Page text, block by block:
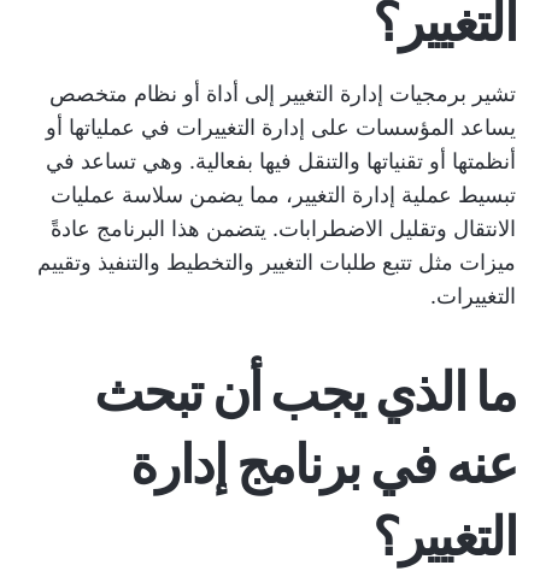
التغيير؟
تشير برمجيات إدارة التغيير إلى أداة أو نظام متخصص
يساعد المؤسسات على إدارة التغييرات في عملياتها أو
أنظمتها أو تقنياتها والتنقل فيها بفعالية. وهي تساعد في
تبسيط عملية إدارة التغيير، مما يضمن سلاسة عمليات
الانتقال وتقليل الاضطرابات. يتضمن هذا البرنامج عادةً
ميزات مثل تتبع طلبات التغيير والتخطيط والتنفيذ وتقييم
التغييرات.
ما الذي يجب أن تبحث
عنه في برنامج إدارة
التغيير؟